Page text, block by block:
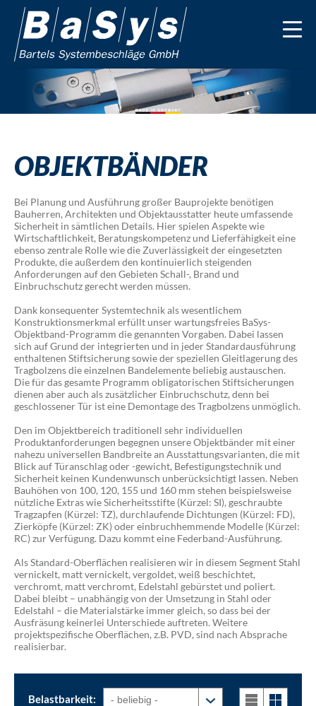
OBJEKTBÄNDER
Bei Planung und Ausführung großer Bauprojekte benötigen
Bauherren, Architekten und Objektausstatter heute umfassende
Sicherheit in sämtlichen Details. Hier spielen Aspekte wie
Wirtschaftlichkeit, Beratungskompetenz und Lieferfähigkeit eine
ebenso zentrale Rolle wie die Zuverlässigkeit der eingesetzten
Produkte, die außerdem den kontinuierlich steigenden
Anforderungen auf den Gebieten Schall-, Brand und
Einbruchschutz gerecht werden müssen.
Dank konsequenter Systemtechnik als wesentlichem
Konstruktionsmerkmal erfüllt unser wartungsfreies BaSys-
Objektband-Programm die genannten Vorgaben. Dabei lassen
sich auf Grund der integrierten und in jeder Standardausführung
enthaltenen Stiftsicherung sowie der speziellen Gleitlagerung des
Tragbolzens die einzelnen Bandelemente beliebig austauschen.
Die für das gesamte Programm obligatorischen Stiftsicherungen
dienen aber auch als zusätzlicher Einbruchschutz, denn bei
geschlossener Tür ist eine Demontage des Tragbolzens unmöglich.
Den im Objektbereich traditionell sehr individuellen
Produktanforderungen begegnen unsere Objektbänder mit einer
nahezu universellen Bandbreite an Ausstattungsvarianten, die mit
Blick auf Türanschlag oder -gewicht, Befestigungstechnik und
Sicherheit keinen Kundenwunsch unberücksichtigt lassen. Neben
Bauhöhen von 100, 120, 155 und 160 mm stehen beispielsweise
nützliche Extras wie Sicherheitsstifte (Kürzel: SI), geschraubte
Tragzapfen (Kürzel: TZ), durchlaufende Dichtungen (Kürzel: FD),
Zierköpfe (Kürzel: ZK) oder einbruchhemmende Modelle (Kürzel:
RC) zur Verfügung. Dazu kommt eine Federband-Ausführung.
Als Standard-Oberflächen realisieren wir in diesem Segment Stahl
vernickelt, matt vernickelt, vergoldet, weiß beschichtet,
verchromt, matt verchromt, Edelstahl gebürstet und poliert.
Dabei bleibt – unabhängig von der Umsetzung in Stahl oder
Edelstahl – die Materialstärke immer gleich, so dass bei der
Ausfräsung keinerlei Unterschiede auftreten. Weitere
projektspezifische Oberflächen, z.B. PVD, sind nach Absprache
realisierbar.
Belastbarkeit: